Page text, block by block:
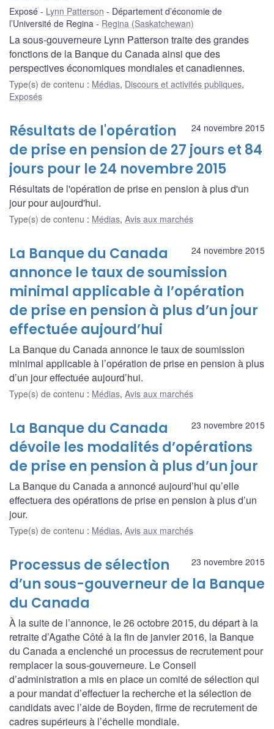
Exposé Lynn Patterson
Département d’économie de
l’Université de Regina
Regina (Saskatchewan)
La sous-gouverneure Lynn Patterson traite des grandes
fonctions de la Banque du Canada ainsi que des
perspectives économiques mondiales et canadiennes.
Type(s) de contenu : Médias, Discours et activités publiques,
Exposés
24 novembre 2015
Résultats de l'opération
de prise en pension de 27 jours et 84
jours pour le 24 novembre 2015
Résultats de l'opération de prise en pension à plus d'un
jour pour aujourd'hui.
Type(s) de contenu : Médias, Avis aux marchés
24 novembre 2015
La Banque du Canada
annonce le taux de soumission
minimal applicable à l’opération
de prise en pension à plus d’un jour
effectuée aujourd’hui
La Banque du Canada annonce le taux de soumission
minimal applicable à l’opération de prise en pension à plus
d’un jour effectuée aujourd’hui.
Type(s) de contenu : Médias, Avis aux marchés
23 novembre 2015
La Banque du Canada
dévoile les modalités d’opérations
de prise en pension à plus d’un jour
La Banque du Canada a annoncé aujourd’hui qu’elle
effectuera des opérations de prise en pension à plus d’un
jour.
Type(s) de contenu : Médias, Avis aux marchés
23 novembre 2015
Processus de sélection
d’un sous-gouverneur de la Banque
du Canada
À la suite de l’annonce, le 26 octobre 2015, du départ à la
retraite d’Agathe Côté à la fin de janvier 2016, la Banque
du Canada a enclenché un processus de recrutement pour
remplacer la sous-gouverneure. Le Conseil
d’administration a mis en place un comité de sélection qui
a pour mandat d’effectuer la recherche et la sélection de
candidats avec l’aide de Boyden, firme de recrutement de
cadres supérieurs à l’échelle mondiale.